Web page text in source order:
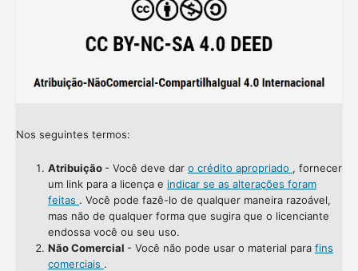
Nos seguintes termos:
Atribuição - Você deve dar o crédito apropriado , fornecer
um link para a licença e indicar se as alterações foram
feitas . Você pode fazê-lo de qualquer maneira razoável,
mas não de qualquer forma que sugira que o licenciante
endossa você ou seu uso.
Não Comercial - Você não pode usar o material para fins
comerciais .